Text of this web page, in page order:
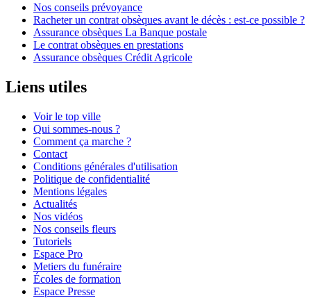
Nos conseils prévoyance
Racheter un contrat obsèques avant le décès : est-ce possible ?
Assurance obsèques La Banque postale
Le contrat obsèques en prestations
Assurance obsèques Crédit Agricole
Liens utiles
Voir le top ville
Qui sommes-nous ?
Comment ça marche ?
Contact
Conditions générales d'utilisation
Politique de confidentialité
Mentions légales
Actualités
Nos vidéos
Nos conseils fleurs
Tutoriels
Espace Pro
Metiers du funéraire
Écoles de formation
Espace Presse